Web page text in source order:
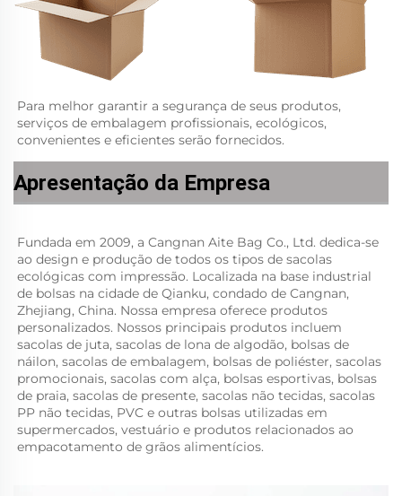
Para melhor garantir a segurança de seus produtos,
serviços de embalagem profissionais, ecológicos,
convenientes e eficientes serão fornecidos.
Apresentação da Empresa
Fundada em 2009, a Cangnan Aite Bag Co., Ltd. dedica-se
ao design e produção de todos os tipos de sacolas
ecológicas com impressão. Localizada na base industrial
de bolsas na cidade de Qianku, condado de Cangnan,
Zhejiang, China. Nossa empresa oferece produtos
personalizados. Nossos principais produtos incluem
sacolas de juta, sacolas de lona de algodão, bolsas de
náilon, sacolas de embalagem, bolsas de poliéster, sacolas
promocionais, sacolas com alça, bolsas esportivas, bolsas
de praia, sacolas de presente, sacolas não tecidas, sacolas
PP não tecidas, PVC e outras bolsas utilizadas em
supermercados, vestuário e produtos relacionados ao
empacotamento de grãos alimentícios.